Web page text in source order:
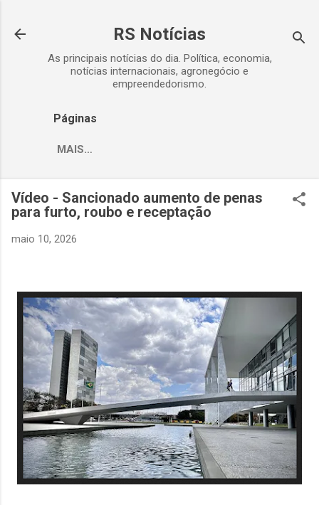
RS Notícias
As principais notícias do dia. Política, economia,
notícias internacionais, agronegócio e
empreendedorismo.
Páginas
MAIS…
Vídeo - Sancionado aumento de penas
para furto, roubo e receptação
maio 10, 2026